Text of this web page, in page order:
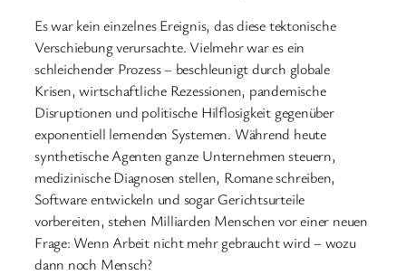
Es war kein einzelnes Ereignis, das diese tektonische
Verschiebung verursachte. Vielmehr war es ein
schleichender Prozess – beschleunigt durch globale
Krisen, wirtschaftliche Rezessionen, pandemische
Disruptionen und politische Hilflosigkeit gegenüber
exponentiell lernenden Systemen. Während heute
synthetische Agenten ganze Unternehmen steuern,
medizinische Diagnosen stellen, Romane schreiben,
Software entwickeln und sogar Gerichtsurteile
vorbereiten, stehen Milliarden Menschen vor einer neuen
Frage: Wenn Arbeit nicht mehr gebraucht wird – wozu
dann noch Mensch?